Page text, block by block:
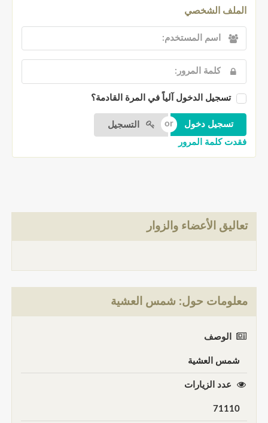
الملف الشخصي
تسجيل الدخول آلياً في المرة القادمة؟
التسجيل
فقدت كلمة المرور
تعاليق الأعضاء والزوار
معلومات حول: شمس العشية
الوصف
شمس العشية
عدد الزيارات
71110